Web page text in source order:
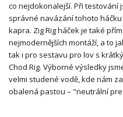
co nejdokonalejší. Při testování
správné navázání tohoto
kapra. Zig Rig háček je také
nejmodernějších montáží, a to
tak i pro sestavu pro lov s
Chod Rig. Výborné výsledky
velmi studené vodě, kde nám
obalená pastou – "neutrální